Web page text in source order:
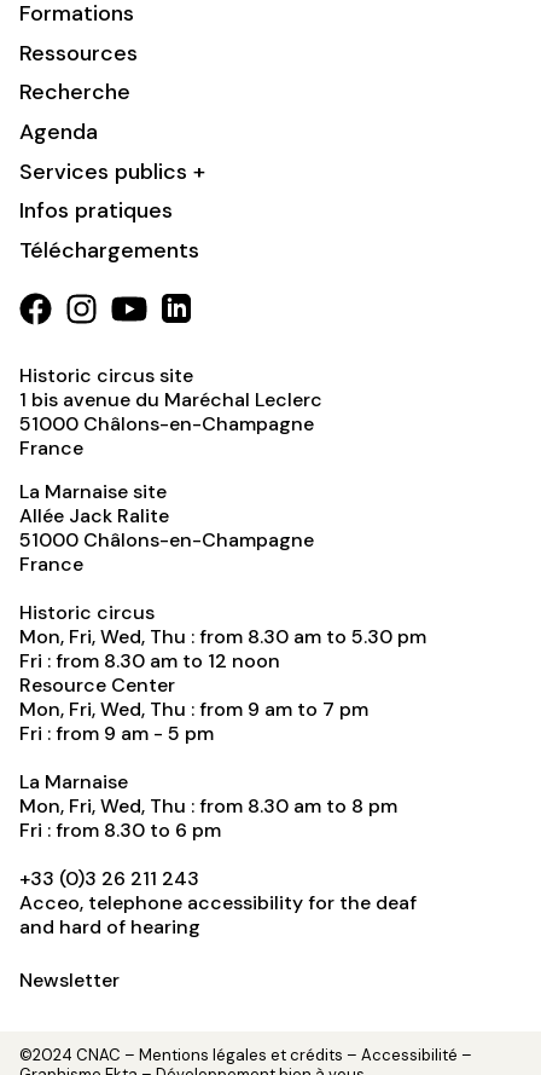
Formations
Ressources
Recherche
Agenda
Services publics +
Infos pratiques
Téléchargements
Historic circus site
1 bis avenue du Maréchal Leclerc
51000 Châlons-en-Champagne
France
La Marnaise site
Allée Jack Ralite
51000 Châlons-en-Champagne
France
Historic circus
Mon, Fri, Wed, Thu : from 8.30 am to 5.30 pm
Fri : from 8.30 am to 12 noon
Resource Center
Mon, Fri, Wed, Thu : from 9 am to 7 pm
Fri : from 9 am - 5 pm
La Marnaise
Mon, Fri, Wed, Thu : from 8.30 am to 8 pm
Fri : from 8.30 to 6 pm
+33 (0)3 26 211 243
Acceo, telephone accessibility for the deaf
and hard of hearing
Newsletter
©2024 CNAC – Mentions légales et crédits – Accessibilité –